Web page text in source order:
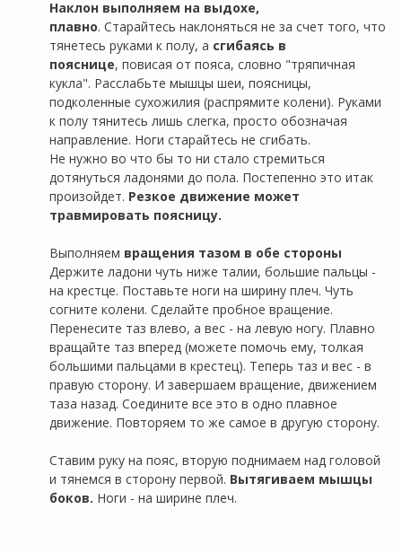
Наклон выполняем на выдохе,
плавно. Старайтесь наклоняться не за счет того, что
тянетесь руками к полу, а сгибаясь в
пояснице, повисая от пояса, словно "тряпичная
кукла". Расслабьте мышцы шеи, поясницы,
подколенные сухожилия (распрямите колени). Руками
к полу тянитесь лишь слегка, просто обозначая
направление. Ноги старайтесь не сгибать.
Не нужно во что бы то ни стало стремиться
дотянуться ладонями до пола. Постепенно это итак
произойдет. Резкое движение может
травмировать поясницу.
Выполняем вращения тазом в обе стороны
Держите ладони чуть ниже талии, большие пальцы -
на крестце. Поставьте ноги на ширину плеч. Чуть
согните колени. Сделайте пробное вращение.
Перенесите таз влево, а вес - на левую ногу. Плавно
вращайте таз вперед (можете помочь ему, толкая
большими пальцами в крестец). Теперь таз и вес - в
правую сторону. И завершаем вращение, движением
таза назад. Соедините все это в одно плавное
движение. Повторяем то же самое в другую сторону.
Ставим руку на пояс, вторую поднимаем над головой
и тянемся в сторону первой. Вытягиваем мышцы
боков. Ноги - на ширине плеч.